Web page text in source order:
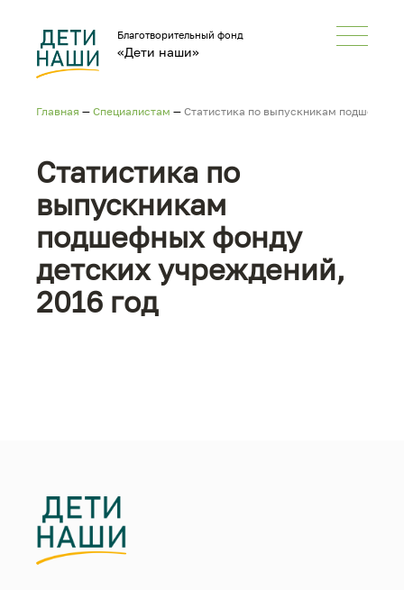
Благотворительный фонд
«Дети наши»
Главная — Специалистам — Статистика по выпускникам
Статистика по
выпускникам
подшефных фонду
детских учреждений,
2016 год